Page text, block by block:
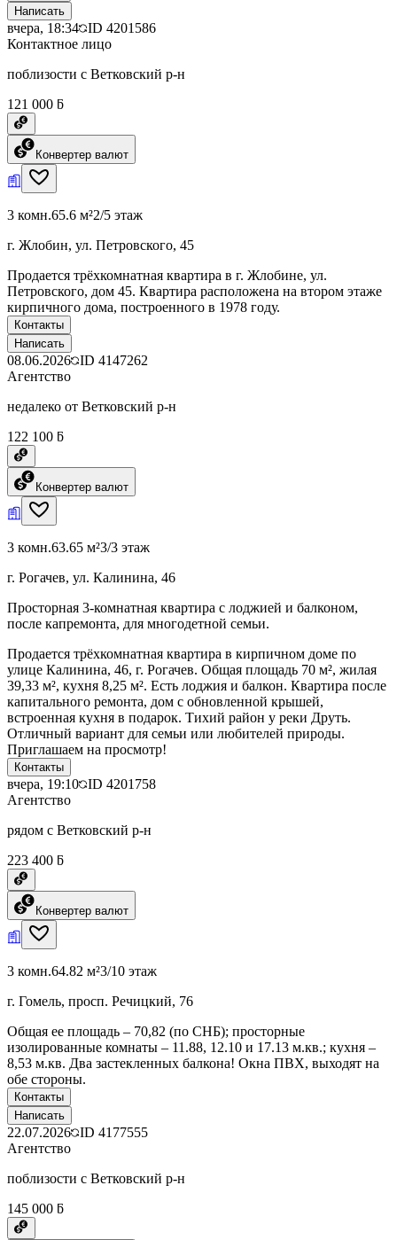
Написать
вчера, 18:34 ID 4201586
Контактное лицо
поблизости с Ветковский р-н
121 000 ƃ
Конвертер валют
3 комн.65.6 м²2/5 этаж
г. Жлобин, ул. Петровского, 45
Продается трёхкомнатная квартира в г. Жлобине, ул.
Петровского, дом 45. Квартира расположена на втором этаже
кирпичного дома, построенного в 1978 году.
Контакты
Написать
08.06.2026 ID 4147262
Агентство
недалеко от Ветковский р-н
122 100 ƃ
Конвертер валют
3 комн.63.65 м²3/3 этаж
г. Рогачев, ул. Калинина, 46
Просторная 3-комнатная квартира с лоджией и балконом,
после капремонта, для многодетной семьи.
Продается трёхкомнатная квартира в кирпичном доме по
улице Калинина, 46, г. Рогачев. Общая площадь 70 м², жилая
39,33 м², кухня 8,25 м². Есть лоджия и балкон. Квартира после
капитального ремонта, дом с обновленной крышей,
встроенная кухня в подарок. Тихий район у реки Друть.
Отличный вариант для семьи или любителей природы.
Приглашаем на просмотр!
Контакты
вчера, 19:10 ID 4201758
Агентство
рядом с Ветковский р-н
223 400 ƃ
Конвертер валют
3 комн.64.82 м²3/10 этаж
г. Гомель, просп. Речицкий, 76
Общая ее площадь – 70,82 (по СНБ); просторные
изолированные комнаты – 11.88, 12.10 и 17.13 м.кв.; кухня –
8,53 м.кв. Два застекленных балкона! Окна ПВХ, выходят на
обе стороны.
Контакты
Написать
22.07.2026 ID 4177555
Агентство
поблизости с Ветковский р-н
145 000 ƃ